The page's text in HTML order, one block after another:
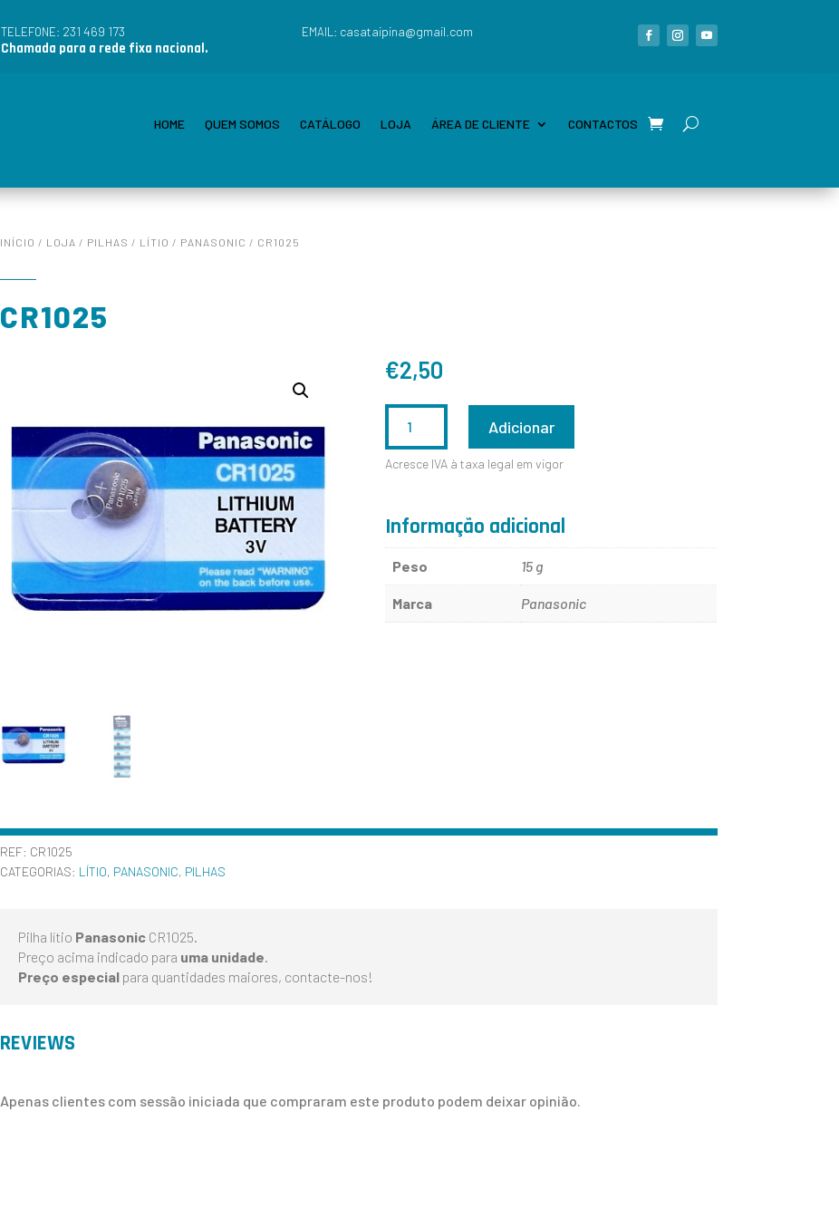
TELEFONE: 231 469 173
Chamada para a rede fixa nacional.
EMAIL: casataipina@gmail.com
HOME QUEM SOMOS CATÁLOGO LOJA ÁREA DE CLIENTE CONTACTOS
INÍCIO / LOJA / PILHAS / LÍTIO / PANASONIC / CR1025
CR1025
€2,50
QUANTIDADE
DE
Adicionar
Acresce IVA à taxa legal em vigor
Informação adicional
Peso 15 g
Marca Panasonic
REF: CR1025
CATEGORIAS: LÍTIO, PANASONIC, PILHAS
Pilha lítio PanasonicCR1025.
Preço acima indicado para uma unidade.
Preço especialpara quantidades maiores, contacte-nos!
REVIEWS
Apenas clientes com sessão iniciada que compraram este produto podem deixar opinião.